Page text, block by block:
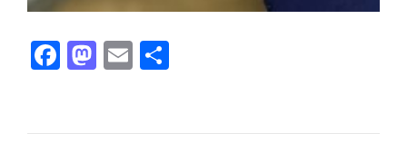
FacebookMastodon
Email